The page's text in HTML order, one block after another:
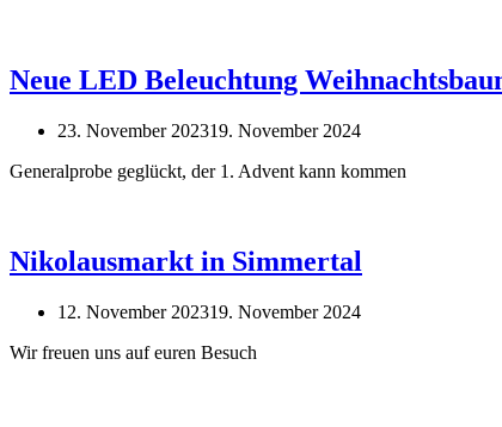
Neue LED Beleuchtung
23. November 202319. November 2024
Generalprobe geglückt, der 1. Advent kann kommen
Nikolausmarkt in Simmertal
12. November 202319. November 2024
Wir freuen uns auf euren Besuch